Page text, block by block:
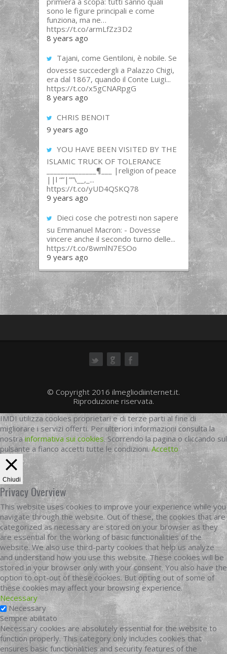
sono le figure principali e come
funziona, ma ne…
https://t.co/armLfZz3D2
8 years ago
Tajani, come Gentiloni, è nobile. Se
dovesse succedergli a Palazzo Chigi,
era dal 1867, quando il Conte Luigi...
https://t.co/x5gCNARpgG
8 years ago
CHRIS BENOIT
9 years ago
YOU HAVE BEEN VISITED BY THE
ISLAMIC TRUCK OF TOLERANCE
______________¶___ |religion of peace
||l “”|””\__,_...
https://t.co/yUD4QSKQ78
9 years ago
Dieci cose che potresti non sapere
su Emmanuel Macron: - Dovesse
vincere anche il secondo turno delle...
https://t.co/8wmlN7ESOo
9 years ago
© Copyright 2016 ilmegliodiinternet.it.
Riproduzione riservata.
IMDI utilizza cookies proprietari e di terze parti al fine di
migliorare i servizi offerti. Per ulteriori informazioni consulta la
nostrainformativa sui cookies. Scorrendo la pagina o cliccando sul
pulsante a fianco accetti tutte le condizioni.Accetto
Chiudi
Privacy Overview
This website uses cookies to improve your experience while you
navigate through the website. Out of these, the cookies that are
categorized as necessary are stored on your browser as they
are essential for the working of basic functionalities of the
website. We also use third-party cookies that help us analyze
and understand how you use this website. These cookies will be
stored in your browser only with your consent. You also have the
option to opt-out of these cookies. But opting out of some of
these cookies may affect your browsing experience.
Necessary
Necessary
Sempre abilitato
Necessary cookies are absolutely essential for the website to
function properly. This category only includes cookies that
ensures basic functionalities and security features of the